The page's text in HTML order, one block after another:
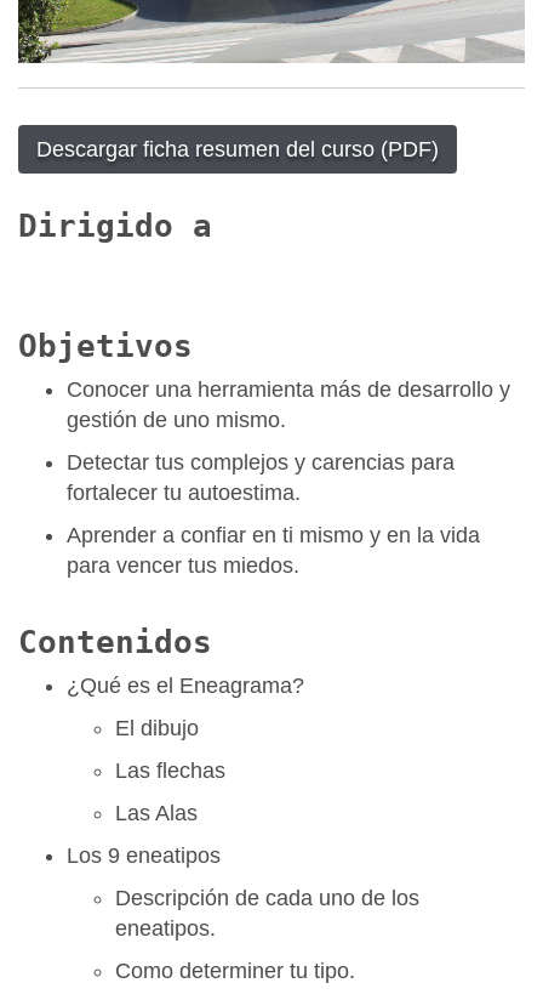
Descargar ficha resumen del curso (PDF)
Dirigido a
Objetivos
Conocer una herramienta más de desarrollo y
gestión de uno mismo.
Detectar tus complejos y carencias para
fortalecer tu autoestima.
Aprender a confiar en ti mismo y en la vida
para vencer tus miedos.
Contenidos
¿Qué es el Eneagrama?
El dibujo
Las flechas
Las Alas
Los 9 eneatipos
Descripción de cada uno de los
eneatipos.
Como determiner tu tipo.